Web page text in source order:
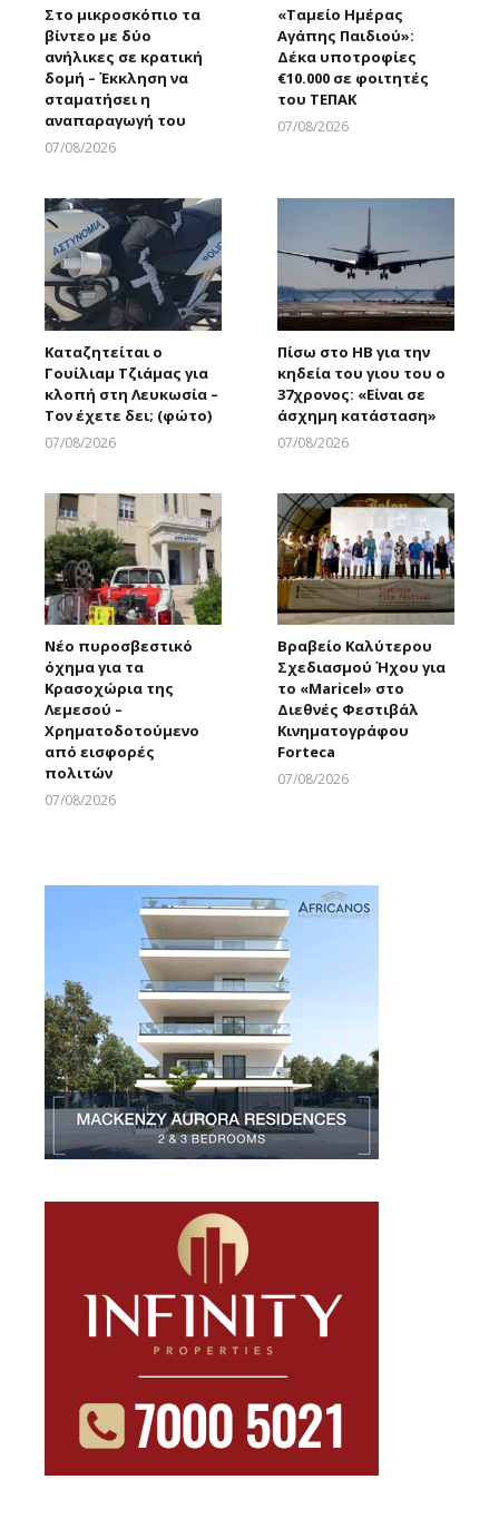
Στο μικροσκόπιο τα
βίντεο με δύο
ανήλικες σε κρατική
δομή – Έκκληση να
σταματήσει η
αναπαραγωγή του
07/08/2026
«Ταμείο Ημέρας
Αγάπης Παιδιού»:
Δέκα υποτροφίες
€10.000 σε φοιτητές
του ΤΕΠΑΚ
07/08/2026
Καταζητείται ο
Γουίλιαμ Τζιάμας για
κλοπή στη Λευκωσία –
Τον έχετε δει; (φώτο)
07/08/2026
Πίσω στο ΗΒ για την
κηδεία του γιου του ο
37χρονος: «Είναι σε
άσχημη κατάσταση»
07/08/2026
Νέο πυροσβεστικό
όχημα για τα
Κρασοχώρια της
Λεμεσού –
Χρηματοδοτούμενο
από εισφορές
πολιτών
07/08/2026
Βραβείο Καλύτερου
Σχεδιασμού Ήχου για
το «Maricel» στο
Διεθνές Φεστιβάλ
Κινηματογράφου
Forteca
07/08/2026